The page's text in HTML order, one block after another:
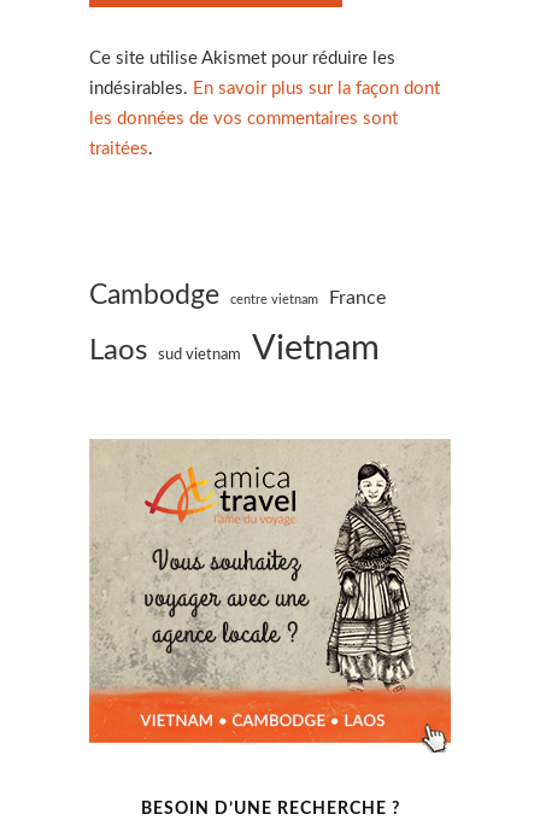
Ce site utilise Akismet pour réduire les
indésirables. En savoir plus sur la façon dont
les données de vos commentaires sont
traitées.
Cambodge centre vietnam France
Laos sud vietnam Vietnam
BESOIN D’UNE RECHERCHE ?